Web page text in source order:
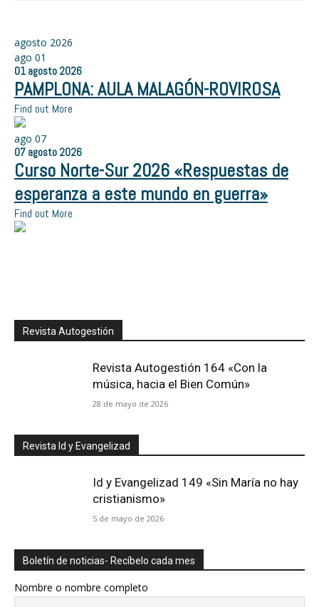
agosto 2026
ago 01
01 agosto 2026
PAMPLONA: AULA MALAGÓN-ROVIROSA
Find out More
ago 07
07 agosto 2026
Curso Norte-Sur 2026 «Respuestas de
esperanza a este mundo en guerra»
Find out More
Revista Autogestión
Revista Autogestión 164 «Con la
música, hacia el Bien Común»
28 de mayo de 2026
Revista Id y Evangelizad
Id y Evangelizad 149 «Sin María no hay
cristianismo»
5 de mayo de 2026
Boletín de noticias- Recíbelo cada mes
Nombre o nombre completo